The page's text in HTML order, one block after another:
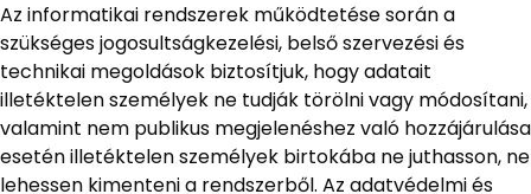
Az informatikai rendszerek működtetése során a
szükséges jogosultságkezelési, belső szervezési és
technikai megoldások biztosítjuk, hogy adatait
illetéktelen személyek ne tudják törölni vagy módosítani,
valamint nem publikus megjelenéshez való hozzájárulása
esetén illetéktelen személyek birtokába ne juthasson, ne
lehessen kimenteni a rendszerből. Az adatvédelmi és